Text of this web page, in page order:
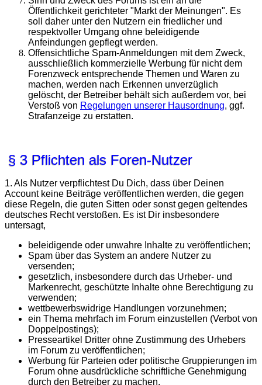
Öffentlichkeit gerichteter "Markt der Meinungen". Es
soll daher unter den Nutzern ein friedlicher und
respektvoller Umgang ohne beleidigende
Anfeindungen gepflegt werden.
Offensichtliche Spam-Anmeldungen mit dem Zweck,
ausschließlich kommerzielle Werbung für nicht dem
Forenzweck entsprechende Themen und Waren zu
machen, werden nach Erkennen unverzüglich
gelöscht, der Betreiber behält sich außerdem vor, bei
Verstoß von Regelungen unserer Hausordnung, ggf.
Strafanzeige zu erstatten.
§ 3 Pflichten als Foren-Nutzer
1. Als Nutzer verpflichtest Du Dich, dass über Deinen
Account keine Beiträge veröffentlichen werden, die gegen
diese Regeln, die guten Sitten oder sonst gegen geltendes
deutsches Recht verstoßen. Es ist Dir insbesondere
untersagt,
beleidigende oder unwahre Inhalte zu veröffentlichen;
Spam über das System an andere Nutzer zu
versenden;
gesetzlich, insbesondere durch das Urheber- und
Markenrecht, geschützte Inhalte ohne Berechtigung zu
verwenden;
wettbewerbswidrige Handlungen vorzunehmen;
ein Thema mehrfach im Forum einzustellen (Verbot von
Doppelpostings);
Presseartikel Dritter ohne Zustimmung des Urhebers
im Forum zu veröffentlichen;
Werbung für Parteien oder politische Gruppierungen im
Forum ohne ausdrückliche schriftliche Genehmigung
durch den Betreiber zu machen.